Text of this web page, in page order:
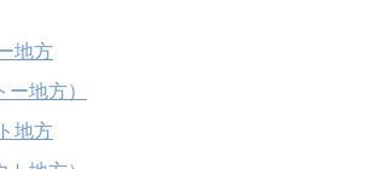
地方
地方）
地方